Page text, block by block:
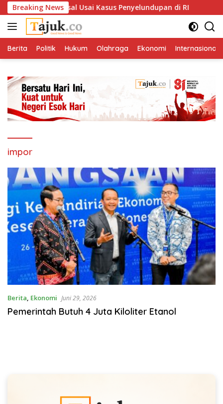
Langsung
ke
konten
Breaking News
Massal Usai Kasus Penyelundupan di RI
Berita Politik Hukum Olahraga Ekonomi Internasional
impor
Berita, Ekonomi Juni 29, 2026
Pemerintah Butuh 4 Juta Kiloliter Etanol